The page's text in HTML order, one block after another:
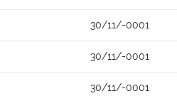
30/11/-0001
30/11/-0001
30/11/-0001